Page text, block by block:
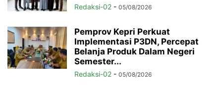
Redaksi-02 - 05/08/2026
Pemprov Kepri Perkuat
Implementasi P3DN, Percepat
Belanja Produk Dalam Negeri
Semester...
Redaksi-02 - 05/08/2026